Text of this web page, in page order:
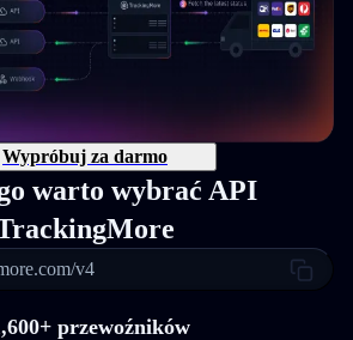
Wypróbuj za darmo
warto wybrać API
v4
przewoźników